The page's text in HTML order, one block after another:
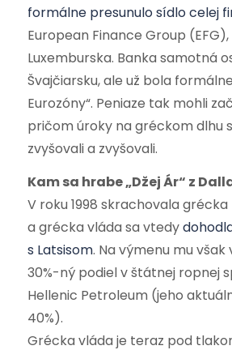
formálne presunulo sídlo celej
European Finance Group (EFG),
Luxemburska. Banka samotná
Švajčiarsku, ale už bola
Eurozóny“. Peniaze tak mohli
pričom úroky na gréckom dlhu
zvyšovali a zvyšovali.
Kam sa hrabe „Džej Ár“ z
V roku 1998 skrachovala
a grécka vláda sa vtedy
s Latsisom. Na výmenu mu
30%-ný podiel v štátnej ropnej
Hellenic Petroleum (jeho
40%).
Grécka vláda je teraz pod